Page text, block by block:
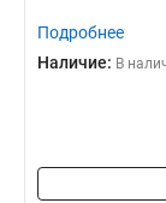
Подробнее
Наличие: В